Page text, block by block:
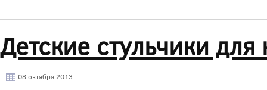
Детские стульчики
08 октября 2013